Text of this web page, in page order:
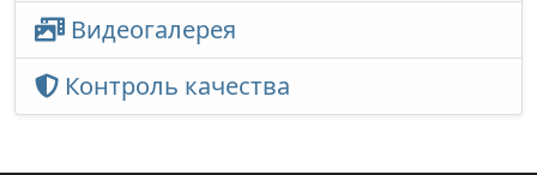
Видеогалерея
Контроль качества